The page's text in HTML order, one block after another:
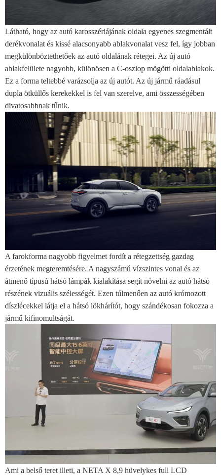
Látható, hogy az autó karosszériájának oldala egyenes szegmentált
derékvonalat és kissé alacsonyabb ablakvonalat vesz fel, így jobban
megkülönböztethetőek az autó oldalának rétegei. Az új autó
ablakfelülete nagyobb, különösen a C-oszlop mögötti oldalablakok.
Ez a forma teltebbé varázsolja az új autót. Az új jármű ráadásul
dupla ötküllős kerekekkel is fel van szerelve, ami összességében
divatosabbnak tűnik.
A farokforma nagyobb figyelmet fordít a rétegzettség gazdag
érzetének megteremtésére. A nagyszámú vízszintes vonal és az
átmenő típusú hátsó lámpák kialakítása segít növelni az autó hátsó
részének vizuális szélességét. Ezen túlmenően az autó krómozott
díszlécekkel látja el a hátsó lökhárítót, hogy szándékosan fokozza a
jármű kifinomultságát.
Ami a belső teret illeti, a NETA X 8,9 hüvelykes full LCD